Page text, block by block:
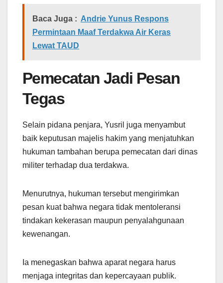
Baca Juga : Andrie Yunus Respons
Permintaan Maaf Terdakwa Air Keras
Lewat TAUD
Pemecatan Jadi Pesan
Tegas
Selain pidana penjara, Yusril juga menyambut
baik keputusan majelis hakim yang menjatuhkan
hukuman tambahan berupa pemecatan dari dinas
militer terhadap dua terdakwa.
Menurutnya, hukuman tersebut mengirimkan
pesan kuat bahwa negara tidak mentoleransi
tindakan kekerasan maupun penyalahgunaan
kewenangan.
Ia menegaskan bahwa aparat negara harus
menjaga integritas dan kepercayaan publik.